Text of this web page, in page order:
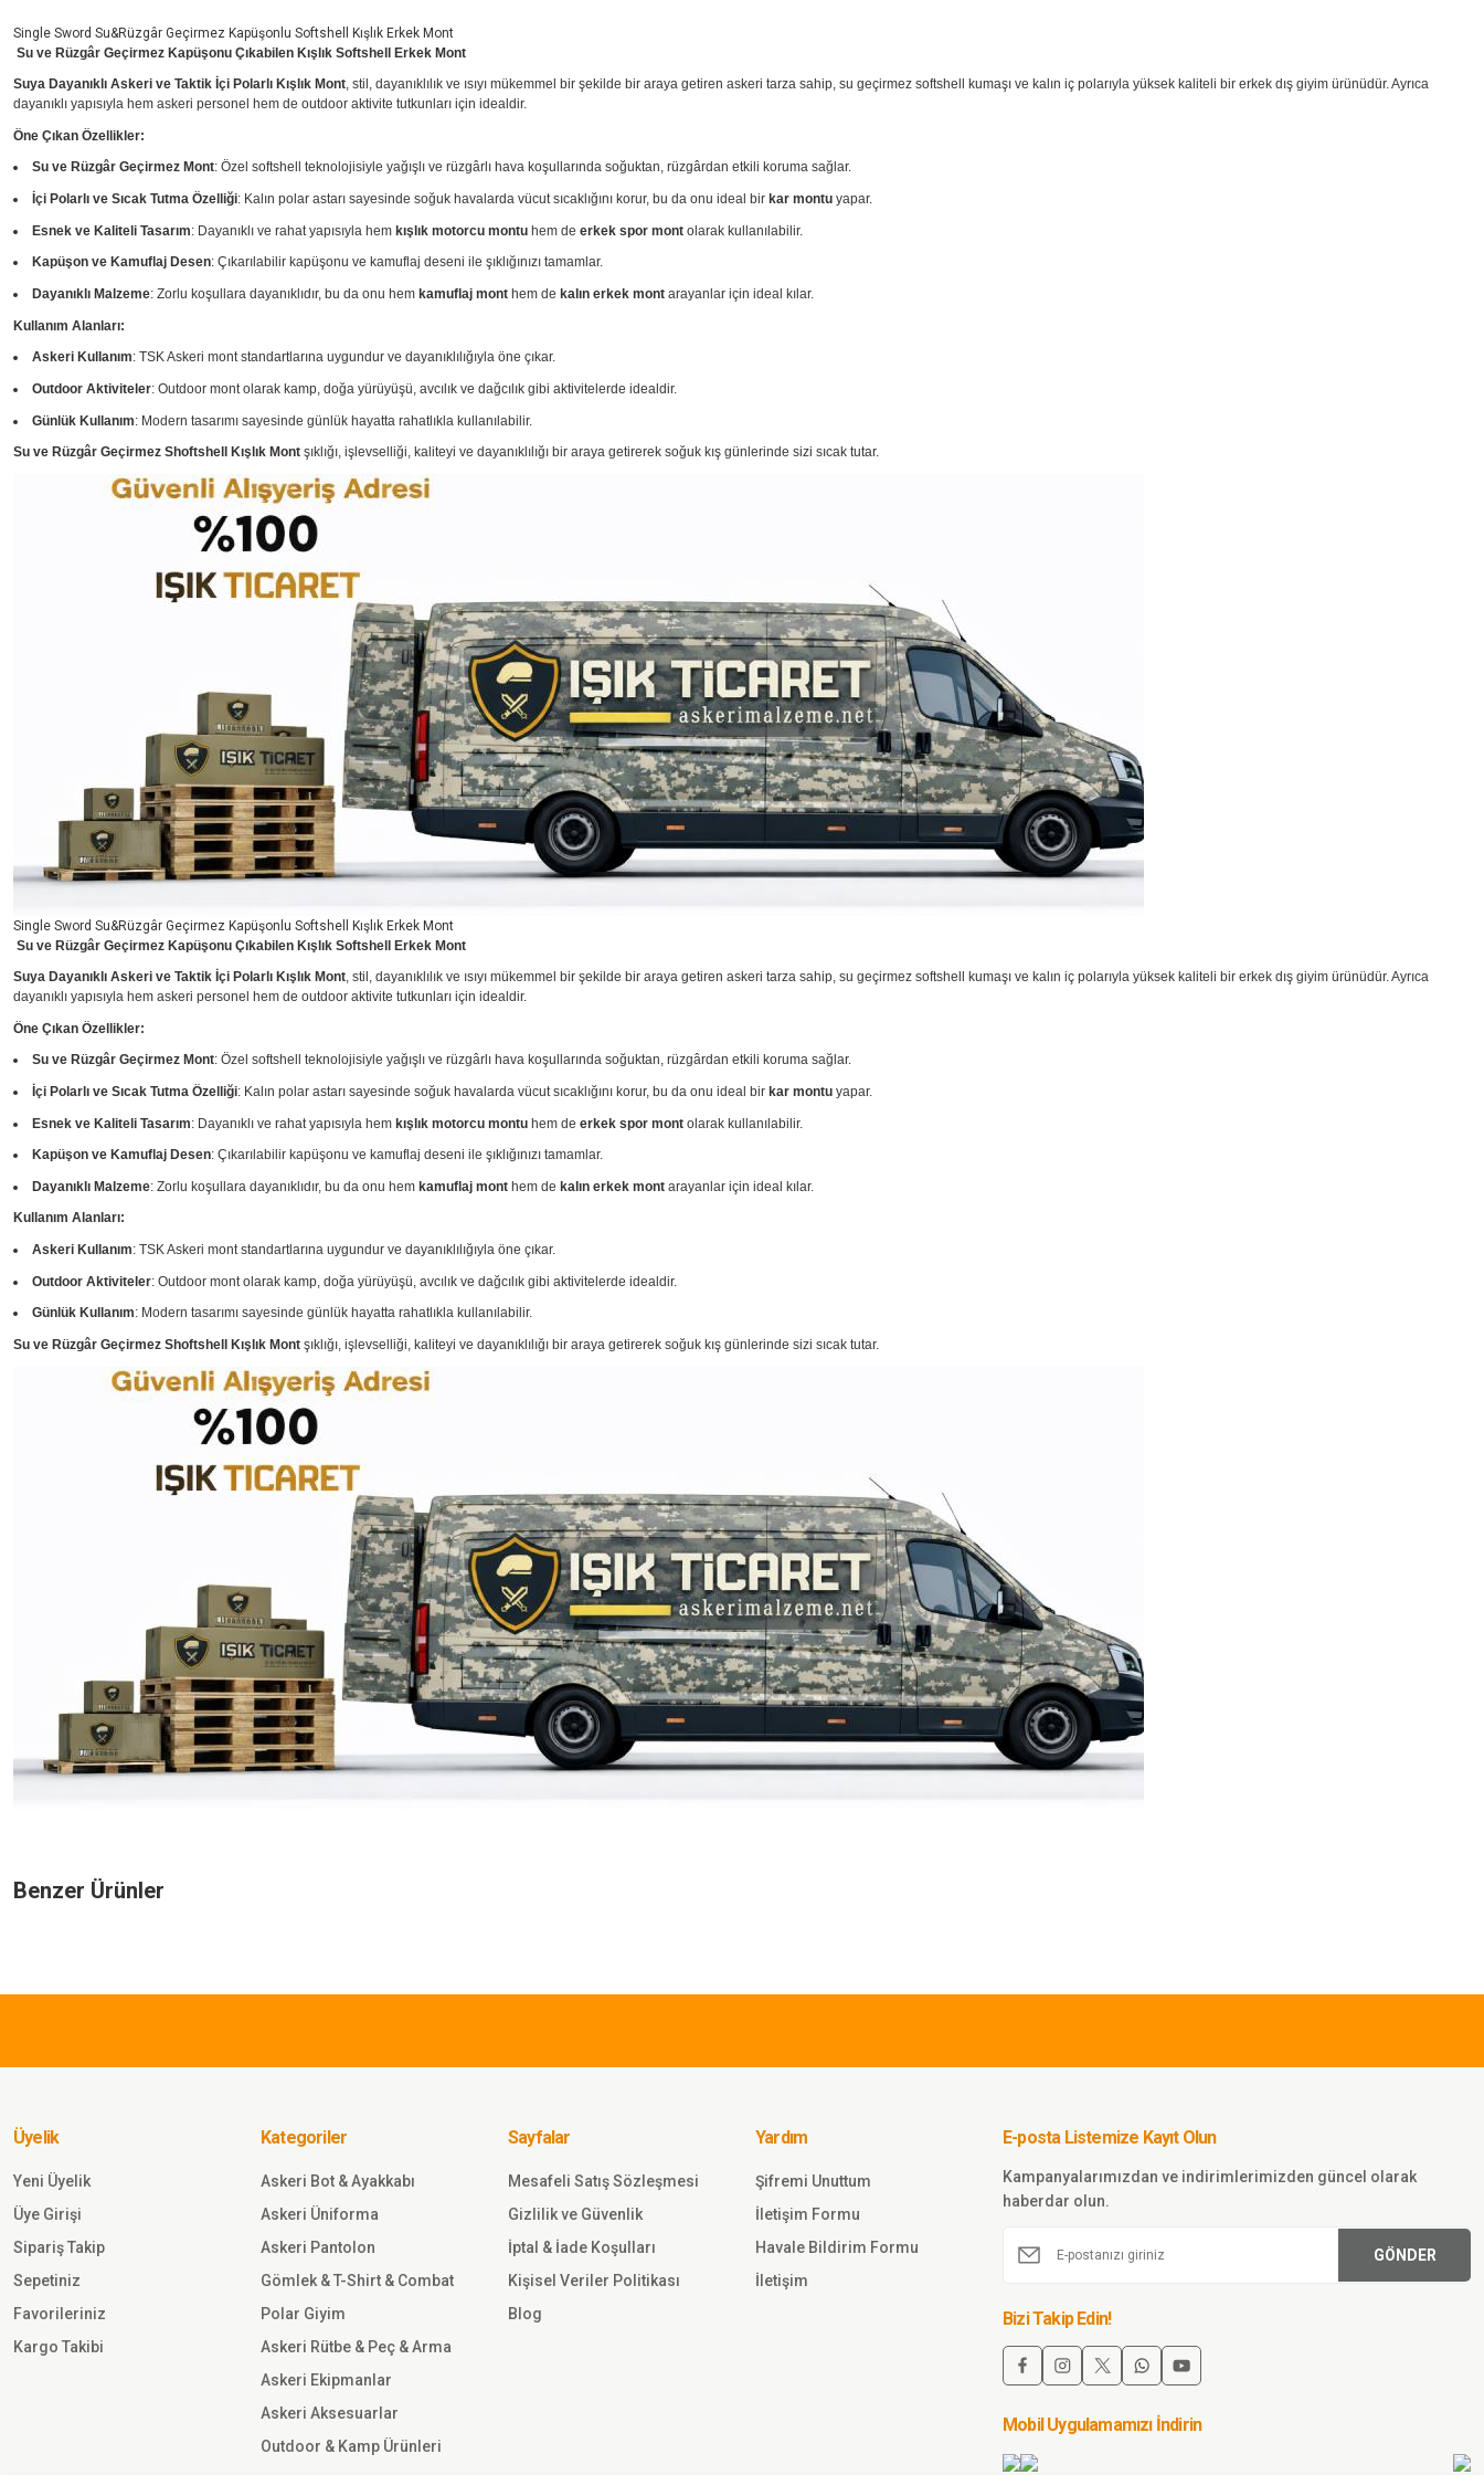
Single Sword Su&Rüzgâr Geçirmez Kapüşonlu Softshell Kışlık Erkek Mont
Su ve Rüzgâr Geçirmez Kapüşonu Çıkabilen Kışlık Softshell
Erkek Mont
Suya Dayanıklı Askeri ve Taktik İçi Polarlı Kışlık Mont, stil, dayanıklılık ve ısıyı mükemmel bir şekilde bir araya getiren askeri tarza sahip, su geçirmez softshell kumaşı ve kalın iç polarıyla yüksek kaliteli bir erkek dış giyim ürünüdür. Ayrıca
dayanıklı yapısıyla hem askeri personel hem de outdoor aktivite tutkunları için idealdir.
Öne Çıkan Özellikler:
Su ve Rüzgâr Geçirmez Mont: Özel softshell teknolojisiyle yağışlı ve rüzgârlı hava koşullarında soğuktan, rüzgârdan etkili koruma sağlar.
İçi Polarlı ve Sıcak Tutma Özelliği: Kalın polar astarı sayesinde soğuk havalarda vücut sıcaklığını korur, bu da onu ideal bir kar montu yapar.
Esnek ve Kaliteli Tasarım: Dayanıklı ve rahat yapısıyla hem kışlık motorcu montu hem de erkek spor mont olarak kullanılabilir.
Kapüşon ve Kamuflaj Desen: Çıkarılabilir kapüşonu ve kamuflaj deseni ile şıklığınızı tamamlar.
Dayanıklı Malzeme: Zorlu koşullara dayanıklıdır, bu da onu hem kamuflaj mont hem de kalın erkek mont arayanlar için ideal kılar.
Kullanım Alanları:
Askeri Kullanım: TSK Askeri mont standartlarına uygundur ve dayanıklılığıyla öne çıkar.
Outdoor Aktiviteler: Outdoor mont olarak kamp, doğa yürüyüşü, avcılık ve dağcılık gibi aktivitelerde idealdir.
Günlük Kullanım: Modern tasarımı sayesinde günlük hayatta rahatlıkla kullanılabilir.
Su ve Rüzgâr Geçirmez Shoftshell Kışlık Mont şıklığı, işlevselliği, kaliteyi ve dayanıklılığı bir araya getirerek soğuk kış günlerinde sizi sıcak tutar.
Single Sword Su&Rüzgâr Geçirmez Kapüşonlu Softshell Kışlık Erkek Mont
Su ve Rüzgâr Geçirmez Kapüşonu Çıkabilen Kışlık Softshell Erkek Mont
Suya Dayanıklı Askeri ve Taktik İçi Polarlı Kışlık Mont, stil, dayanıklılık ve ısıyı mükemmel bir şekilde bir araya getiren askeri tarza sahip, su geçirmez softshell kumaşı ve kalın iç polarıyla yüksek kaliteli bir erkek dış giyim ürünüdür. Ayrıca
dayanıklı yapısıyla hem askeri personel hem de outdoor aktivite tutkunları için idealdir.
Öne Çıkan Özellikler:
Su ve Rüzgâr Geçirmez Mont: Özel softshell teknolojisiyle yağışlı ve rüzgârlı hava koşullarında soğuktan, rüzgârdan etkili koruma sağlar.
İçi Polarlı ve Sıcak Tutma Özelliği: Kalın polar astarı sayesinde soğuk havalarda vücut sıcaklığını korur, bu da onu ideal bir kar montu yapar.
Esnek ve Kaliteli Tasarım: Dayanıklı ve rahat yapısıyla hem kışlık motorcu montu hem de erkek spor mont olarak kullanılabilir.
Kapüşon ve Kamuflaj Desen: Çıkarılabilir kapüşonu ve kamuflaj deseni ile şıklığınızı tamamlar.
Dayanıklı Malzeme: Zorlu koşullara dayanıklıdır, bu da onu hem kamuflaj mont hem de kalın erkek mont arayanlar için ideal kılar.
Kullanım Alanları:
Askeri Kullanım: TSK Askeri mont standartlarına uygundur ve dayanıklılığıyla öne çıkar.
Outdoor Aktiviteler: Outdoor mont olarak kamp, doğa yürüyüşü, avcılık ve dağcılık gibi aktivitelerde idealdir.
Günlük Kullanım: Modern tasarımı sayesinde günlük hayatta rahatlıkla kullanılabilir.
Su ve Rüzgâr Geçirmez Shoftshell Kışlık Mont şıklığı, işlevselliği, kaliteyi ve dayanıklılığı bir araya getirerek soğuk kış günlerinde sizi sıcak tutar.
Gönder
Benzer Ürünler
Polar Mont
Sepete
Single Sword
Thermoform Erkek&Kadın Askeri Taktik Polar Mont-Hırka-
Ceket HZTP19030 Ranger KAMUFLAJ
Single Sword Erkek&Kadın Tactical
Üyelik
Yeni Üyelik
Üye Girişi
Sipariş Takip
Sepetiniz
Favorileriniz
Kargo Takibi
Kategoriler
Askeri Bot & Ayakkabı
Askeri Üniforma
Askeri Pantolon
Gömlek & T-Shirt & Combat
Polar Giyim
Askeri Rütbe & Peç & Arma
Askeri Ekipmanlar
Askeri Aksesuarlar
Outdoor & Kamp Ürünleri
Sayfalar
Mesafeli Satış Sözleşmesi
Gizlilik ve Güvenlik
İptal & İade Koşulları
Kişisel Veriler Politikası
Blog
Yardım
Şifremi Unuttum
İletişim Formu
Havale Bildirim Formu
İletişim
E-posta Listemize Kayıt Olun
Kampanyalarımızdan ve indirimlerimizden güncel olarak
haberdar olun.
GÖNDER
Bizi Takip Edin!
Mobil Uygulamamızı İndirin